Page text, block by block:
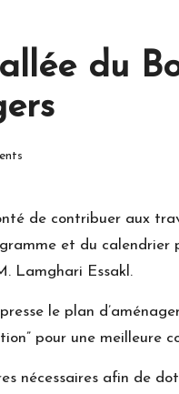
du
de contribuer aux
et du
Lamghari Essakl.
le plan
pour une
nécessaires afin de